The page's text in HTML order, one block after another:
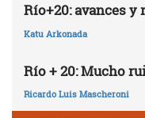
Río+20: avances y
Katu Arkonada
Río + 20: Mucho
Ricardo Luis Mascheroni